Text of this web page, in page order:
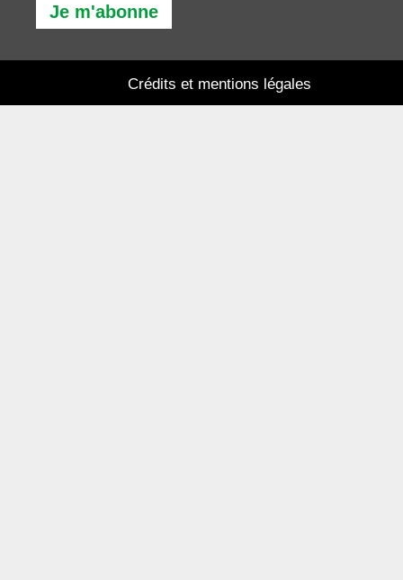
Je m'abonne
Crédits et mentions légales